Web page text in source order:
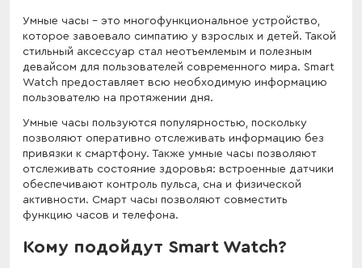
Умные часы – это многофункциональное устройство,
которое завоевало симпатию у взрослых и детей. Такой
стильный аксессуар стал неотъемлемым и полезным
девайсом для пользователей современного мира. Smart
Watch предоставляет всю необходимую информацию
пользователю на протяжении дня.
Умные часы пользуются популярностью, поскольку
позволяют оперативно отслеживать информацию без
привязки к смартфону. Также умные часы позволяют
отслеживать состояние здоровья: встроенные датчики
обеспечивают контроль пульса, сна и физической
активности. Смарт часы позволяют совместить
функцию часов и телефона.
Кому подойдут Smart Watch?